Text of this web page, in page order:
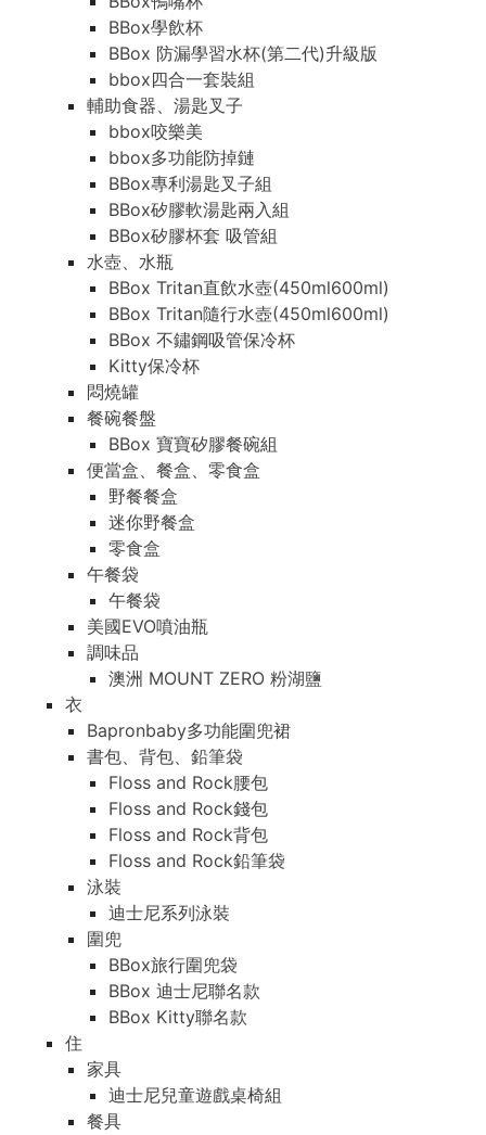
BBox學飲杯
BBox 防漏學習水杯(第二代)升級版
bbox四合一套裝組
輔助食器、湯匙叉子
bbox咬樂美
bbox多功能防掉鏈
BBox專利湯匙叉子組
BBox矽膠軟湯匙兩入組
BBox矽膠杯套 吸管組
水壺、水瓶
BBox Tritan直飲水壺(450ml600ml)
BBox Tritan隨行水壺(450ml600ml)
BBox 不鏽鋼吸管保冷杯
Kitty保冷杯
悶燒罐
餐碗餐盤
BBox 寶寶矽膠餐碗組
便當盒、餐盒、零食盒
野餐餐盒
迷你野餐盒
零食盒
午餐袋
午餐袋
美國EVO噴油瓶
調味品
澳洲 MOUNT ZERO 粉湖鹽
衣
Bapronbaby多功能圍兜裙
書包、背包、鉛筆袋
Floss and Rock腰包
Floss and Rock錢包
Floss and Rock背包
Floss and Rock鉛筆袋
泳裝
迪士尼系列泳裝
圍兜
BBox旅行圍兜袋
BBox 迪士尼聯名款
BBox Kitty聯名款
住
家具
迪士尼兒童遊戲桌椅組
餐具